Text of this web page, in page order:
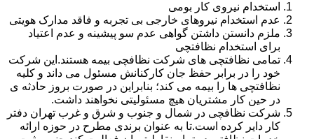
استخدام نیروی کار بومی
عدم استخدام نیروهای خارجی بی تجربه و فاقد مدارک هویتی
ملزم دانستن داشتن گواهی عدم سو پیشینه و عدم اعتیاد
برای استخدام نظافتچی
تمامی نظافتچی های شرکت نظافچی بیمه هستند.این شرکت
خود را در برابر حفظ جان کارکنانش مسئول می داند و کلیه
نظافتچی ها را بیمه می کند؛ بنابراین در صورت بروز حادثه ی
در حین کار مشتریان هیچ مسئولیتی نخواهند داشت.
شرکت نظافچی در شمال و جنوب و شرق و غرب تهران دفتر
کار دایر کرده است.تا به عنوان برندی مطرح در حوزه ارائه